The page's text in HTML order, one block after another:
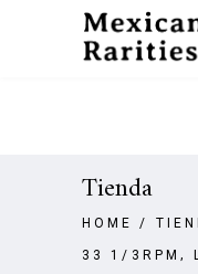
Tienda
HOME /
33 1/3RPM,